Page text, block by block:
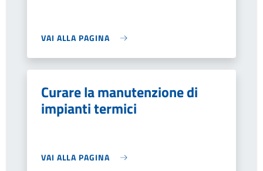
VAI ALLA PAGINA
Curare la manutenzione di
impianti termici
VAI ALLA PAGINA